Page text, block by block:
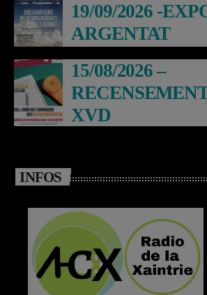
19/09/2026 -
ARGENTAT
15/08/2026 –
XVD
INFOS